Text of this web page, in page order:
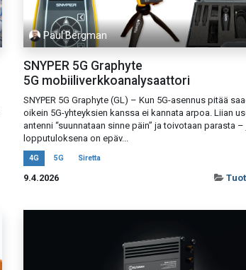
Paul Bergman
SNYPER 5G Graphyte
5G mobiiliverkkoanalysaattori
SNYPER 5G Graphyte (GL) – Kun 5G-asennus pitää
oikein 5G-yhteyksien kanssa ei kannata arpoa. Liian
antenni “suunnataan sinne päin” ja toivotaan parasta –
lopputuloksena on epäv...
4G 5G Siretta
9.4.2026